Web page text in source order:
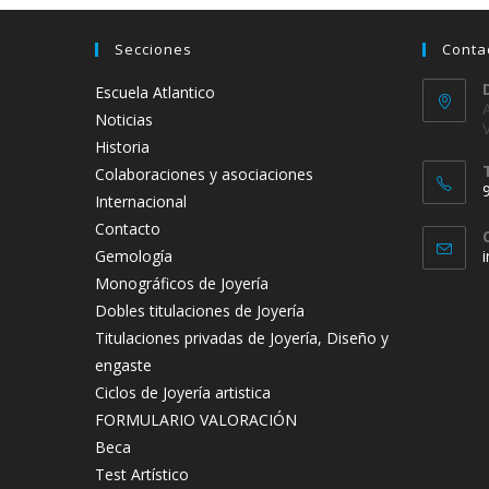
Secciones
Escuela Atlantico
Noticias
Historia
Colaboraciones y asociaciones
Internacional
Contacto
Gemología
Monográficos de Joyería
Dobles titulaciones de Joyería
Titulaciones privadas de Joyería, Diseño y
engaste
Ciclos de Joyería artistica
FORMULARIO VALORACIÓN
Beca
Test Artístico